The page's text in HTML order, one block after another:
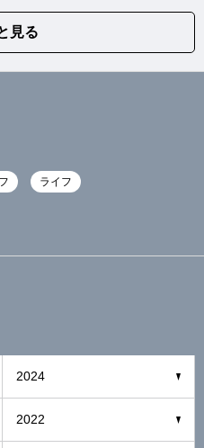
見る
ライフ
2024
2022